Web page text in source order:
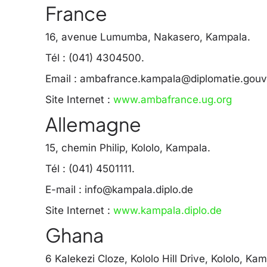
France
16, avenue Lumumba, Nakasero, Kampala.
Tél : (041) 4304500.
Email :
Site Internet : www.ambafrance.ug.org
Allemagne
15, chemin Philip, Kololo, Kampala.
Tél : (041) 4501111.
E-mail : info@kampala.diplo.de
Site Internet : www.kampala.diplo.de
Ghana
6 Kalekezi Cloze, Kololo Hill Drive, Kololo,